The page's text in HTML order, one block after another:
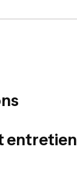
entretien